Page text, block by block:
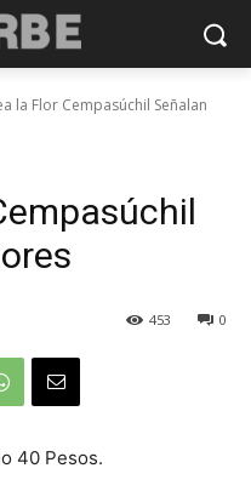
la Flor Cempasúchil Señalan
0
453
40 Pesos.